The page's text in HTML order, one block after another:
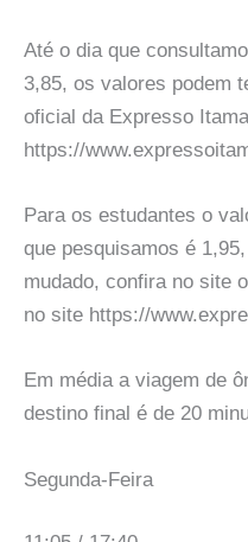
Até o dia que
3,85, os valores podem
oficial da Expresso
https://
Para os estudantes o
que pesquisamos é
mudado, confira no site
no site https://
Em média a viagem de
destino final é de 20
Segunda-Feira